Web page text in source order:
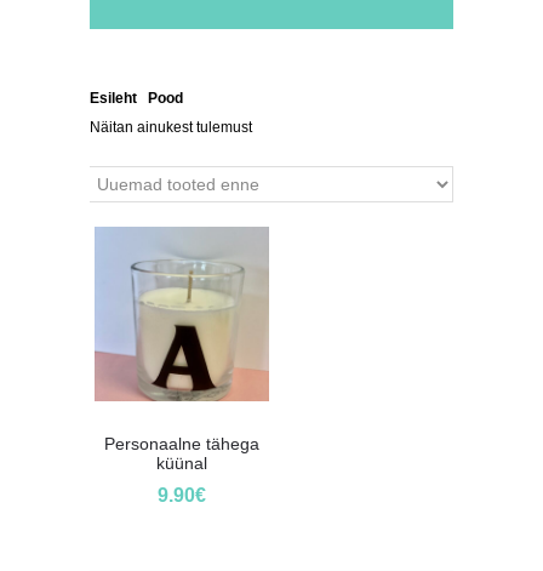
Esileht Pood
Näitan ainukest tulemust
Personaalne tähega
küünal
9.90€